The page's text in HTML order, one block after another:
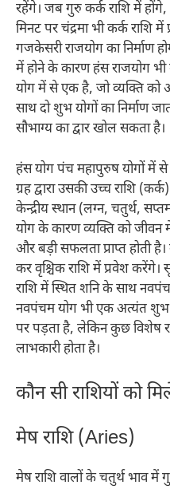
रहेंगे। जब गुरु कर्क राशि में
मिनट पर चंद्रमा भी कर्क राशि
गजकेसरी राजयोग का निर्माण
में होने के कारण हंस राजयोग
योग में से एक है, जो व्यक्ति को
साथ दो शुभ योगों का निर्माण
सौभाग्य का द्वार खोल सकता है।​
हंस योग पंच महापुरुष योगों में
ग्रह द्वारा उसकी उच्च राशि
केन्द्रीय स्थान (लग्न, चतुर्थ,
योग के कारण व्यक्ति को जीवन
और बड़ी सफलता प्राप्त होती है।​
कर वृश्चिक राशि में प्रवेश करेंगे।
राशि में स्थित शनि के साथ
नवपंचम योग भी एक अत्यंत शुभ
पर पड़ता है, लेकिन कुछ विशेष
लाभकारी होता है।​
कौन सी राशियों को
मेष राशि (Aries)
मेष राशि वालों के चतुर्थ भाव